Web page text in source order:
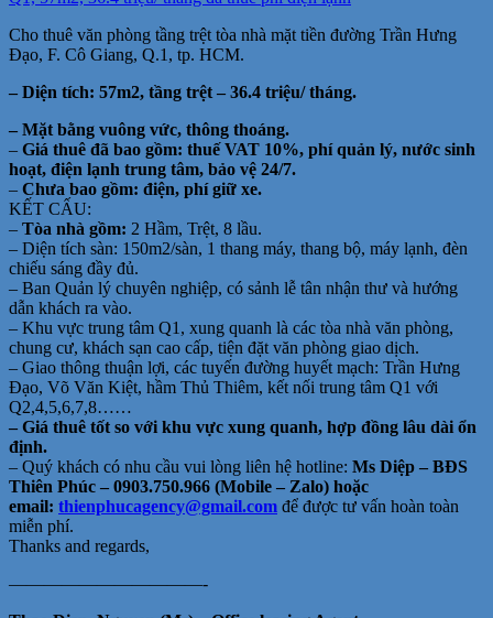
Cho thuê văn phòng tầng trệt tòa nhà mặt tiền đường Trần Hưng
Đạo, F. Cô Giang, Q.1, tp. HCM.
– Diện tích: 57m2, tầng trệt – 36.4 triệu/ tháng.
– Mặt bằng vuông vức, thông thoáng.
– Giá thuê đã bao gồm: thuế VAT 10%, phí quản lý, nước sinh
hoạt, điện lạnh trung tâm, bảo vệ 24/7.
– Chưa bao gồm: điện, phí giữ xe.
KẾT CẤU:
– Tòa nhà gồm: 2 Hầm, Trệt, 8 lầu.
– Diện tích sàn: 150m2/sàn, 1 thang máy, thang bộ, máy lạnh, đèn
chiếu sáng đầy đủ.
– Ban Quản lý chuyên nghiệp, có sảnh lễ tân nhận thư và hướng
dẫn khách ra vào.
– Khu vực trung tâm Q1, xung quanh là các tòa nhà văn phòng,
chung cư, khách sạn cao cấp, tiện đặt văn phòng giao dịch.
– Giao thông thuận lợi, các tuyến đường huyết mạch: Trần Hưng
Đạo, Võ Văn Kiệt, hầm Thủ Thiêm, kết nối trung tâm Q1 với
Q2,4,5,6,7,8……
– Giá thuê tốt so với khu vực xung quanh, hợp đồng lâu dài ổn
định.
– Quý khách có nhu cầu vui lòng liên hệ hotline: Ms Diệp – BĐS
Thiên Phúc – 0903.750.966 (Mobile – Zalo) hoặc
email: thienphucagency@gmail.com để được tư vấn hoàn toàn
miễn phí.
Thanks and regards,
———————————-